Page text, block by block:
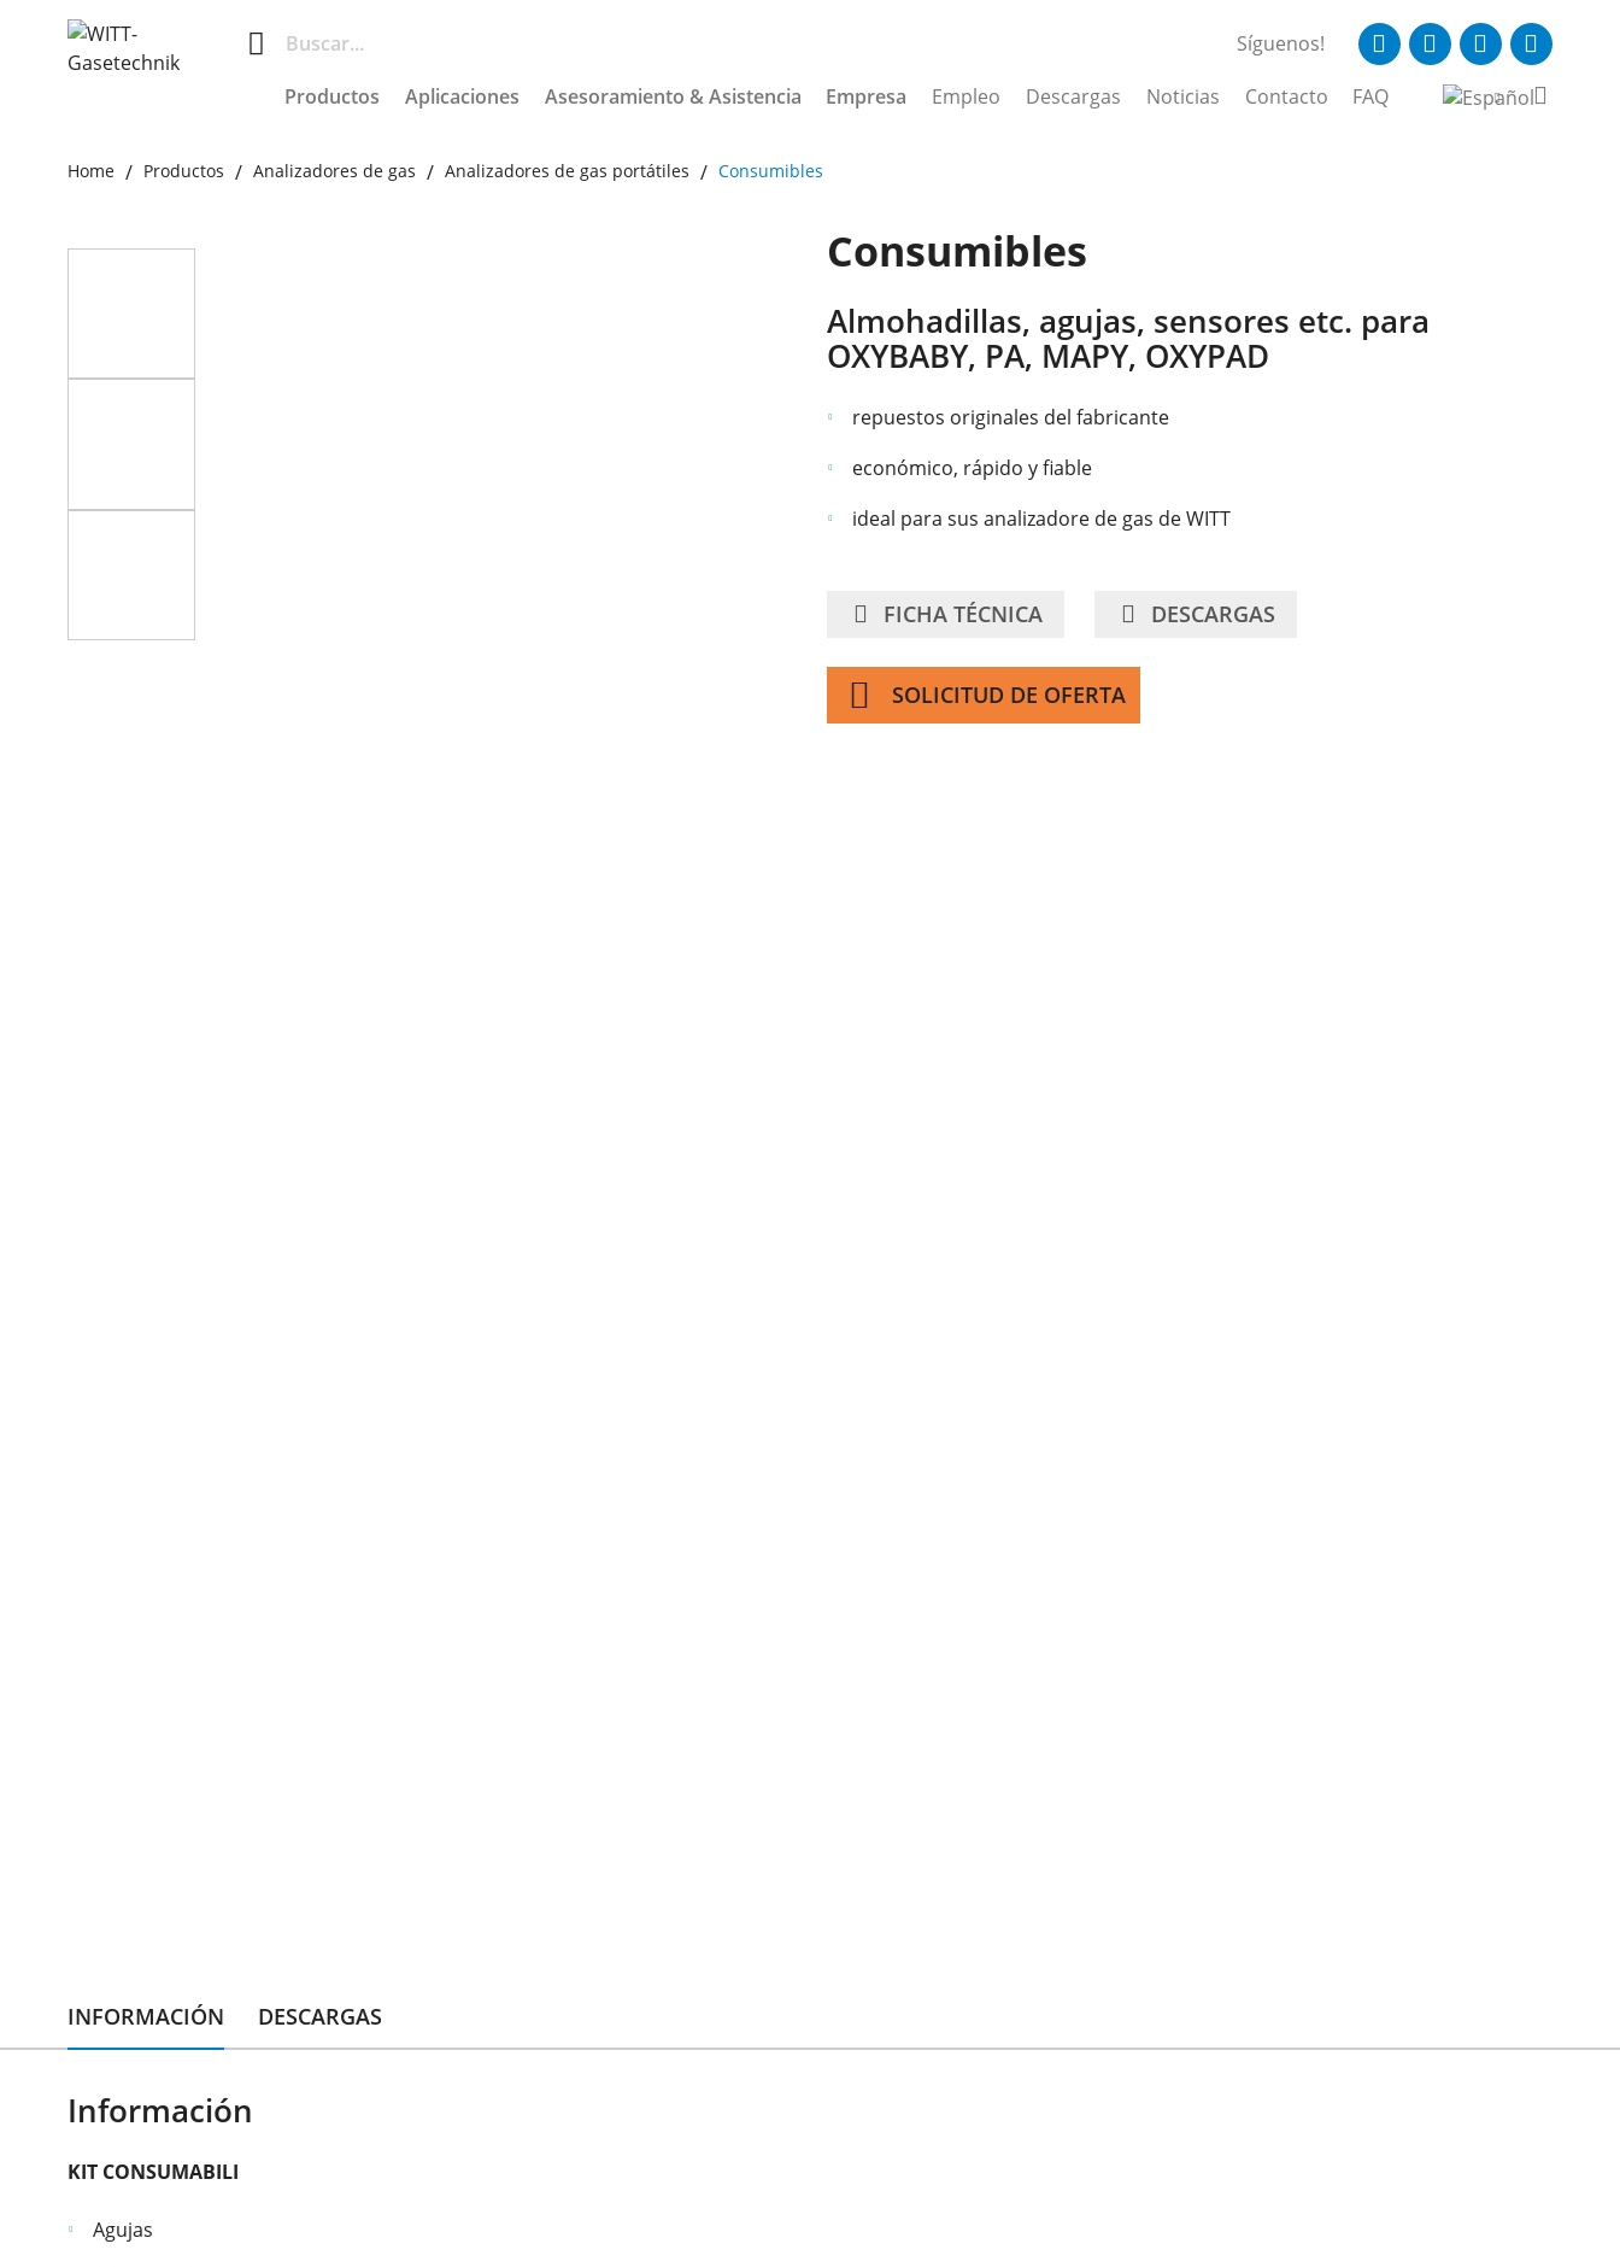
Síguenos!
Productos Aplicaciones Asesoramiento & Asistencia Empresa Empleo Descargas Noticias Contacto FAQ
Home Productos Analizadores de gas Analizadores de gas portátiles Consumibles
Consumibles
Almohadillas, agujas, sensores etc. para
OXYBABY, PA, MAPY, OXYPAD
repuestos originales del fabricante
económico, rápido y fiable
ideal para sus analizadore de gas de WITT
FICHA TÉCNICA DESCARGAS
SOLICITUD DE OFERTA
INFORMACIÓN DESCARGAS
Información
KIT CONSUMABILI
Agujas